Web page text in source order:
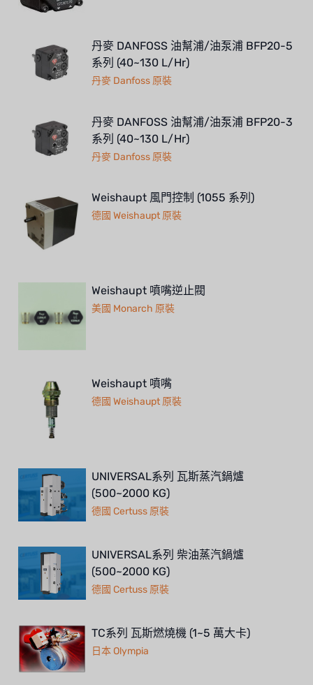
丹麥 DANFOSS 油幫浦/油泵浦 BFP20-5
系列 (40~130 L/Hr)
丹麥 Danfoss 原裝
丹麥 DANFOSS 油幫浦/油泵浦 BFP20-3
系列 (40~130 L/Hr)
丹麥 Danfoss 原裝
Weishaupt 風門控制 (1055 系列)
德國 Weishaupt 原裝
Weishaupt 噴嘴逆止閥
美國 Monarch 原裝
Weishaupt 噴嘴
德國 Weishaupt 原裝
UNIVERSAL系列 瓦斯蒸汽鍋爐
(500~2000 KG)
德國 Certuss 原裝
UNIVERSAL系列 柴油蒸汽鍋爐
(500~2000 KG)
德國 Certuss 原裝
TC系列 瓦斯燃燒機 (1~5 萬大卡)
日本 Olympia